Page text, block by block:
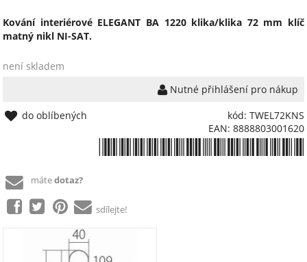
Kování interiérové ELEGANT BA 1220 klika/klika 72 mm klíč
matný nikl NI-SAT.
není skladem
Nutné přihlášení pro nákup
kód: TWEL72KNS
EAN: 8888803001620
do oblíbených
mátedotaz?
sdílejte!